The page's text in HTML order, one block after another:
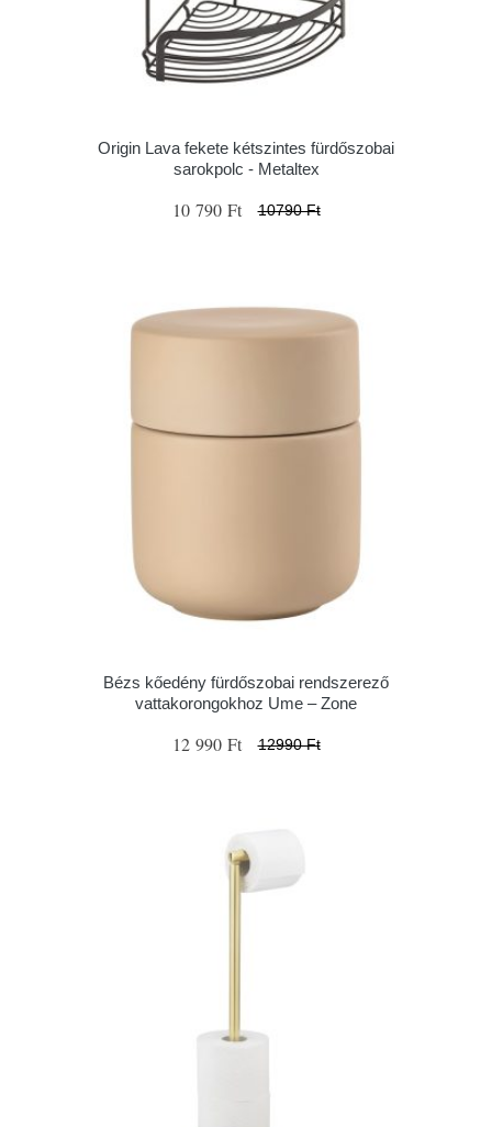
Origin Lava fekete kétszintes fürdőszobai
sarokpolc - Metaltex
10 790 Ft 10790 Ft
Bézs kőedény fürdőszobai rendszerező
vattakorongokhoz Ume – Zone
12 990 Ft 12990 Ft